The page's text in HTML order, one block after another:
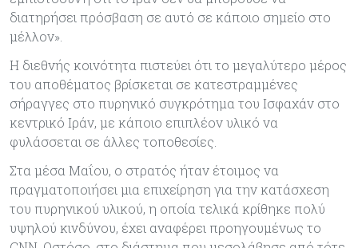
διατηρήσει πρόσβαση σε αυτό σε κάποιο σημείο στο
μέλλον».
Η διεθνής κοινότητα πιστεύει ότι το μεγαλύτερο μέρος
του αποθέματος βρίσκεται σε κατεστραμμένες
σήραγγες στο πυρηνικό συγκρότημα του Ισφαχάν στο
κεντρικό Ιράν, με κάποιο επιπλέον υλικό να
φυλάσσεται σε άλλες τοποθεσίες.
Στα μέσα Μαΐου, ο στρατός ήταν έτοιμος να
πραγματοποιήσει μια επιχείρηση για την κατάσχεση
του πυρηνικού υλικού, η οποία τελικά κρίθηκε πολύ
υψηλού κινδύνου, έχει αναφέρει προηγουμένως το